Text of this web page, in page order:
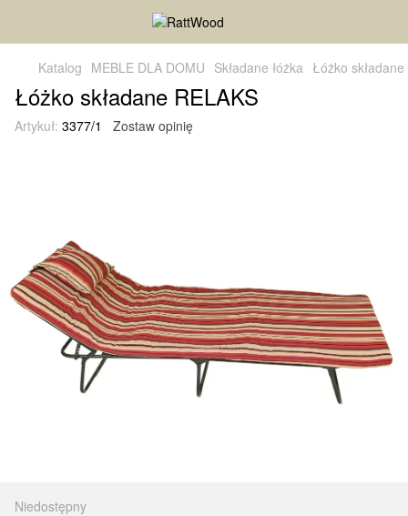
Katalog MEBLE DLA DOMU Składane łóżka Łóżko składane
Łóżko składane RELAKS
Artykuł: 3377/1 Zostaw opinię
Niedostępny